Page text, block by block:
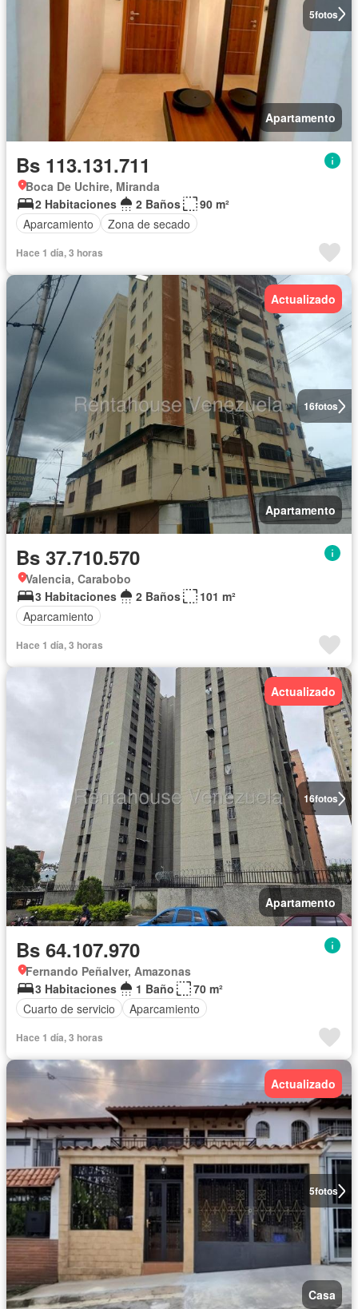
5fotos
Apartamento
Bs 113.131.711
Boca De Uchire, Miranda
2 Habitaciones
2 Baños
90 m²
Aparcamiento
Zona de secado
Hace 1 día, 3 horas
16fotos
Actualizado
Apartamento
Bs 37.710.570
Valencia, Carabobo
3 Habitaciones
2 Baños
101 m²
Aparcamiento
Hace 1 día, 3 horas
16fotos
Actualizado
Apartamento
Bs 64.107.970
Fernando Peñalver, Amazonas
3 Habitaciones
1 Baño
70 m²
Cuarto de servicio
Aparcamiento
Hace 1 día, 3 horas
5fotos
Actualizado
Casa